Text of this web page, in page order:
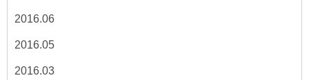
2016.06
2016.05
2016.03